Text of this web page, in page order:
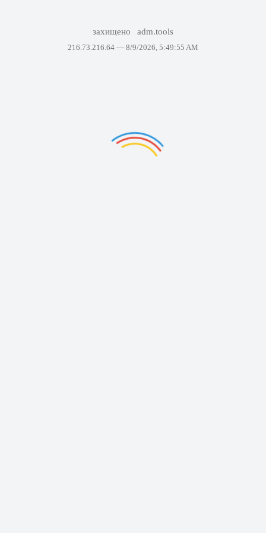
захищено adm.tools
216.73.216.64 — 8/9/2026, 5:49:55 AM